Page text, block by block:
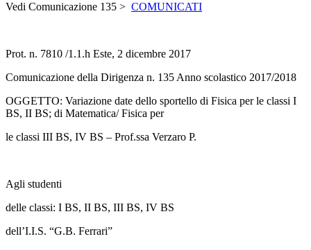
Vedi Comunicazione 135 > COMUNICATI
Prot. n. 7810 /1.1.h Este, 2 dicembre 2017
Comunicazione della Dirigenza n. 135 Anno scolastico 2017/2018
OGGETTO: Variazione date dello sportello di Fisica per le classi I
BS, II BS; di Matematica/ Fisica per
le classi III BS, IV BS – Prof.ssa Verzaro P.
Agli studenti
delle classi: I BS, II BS, III BS, IV BS
dell’I.I.S. “G.B. Ferrari”